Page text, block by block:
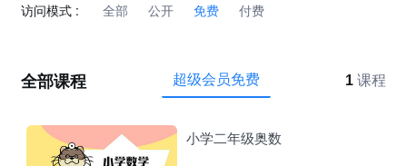
访问模式 : 全部 公开 免费 付费
全部课程 超级会员免费 1 课程
小学二年级奥数